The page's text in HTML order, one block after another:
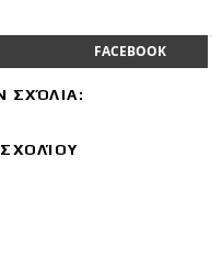
FACEBOOK
ΣΧΌΛΙΑ: